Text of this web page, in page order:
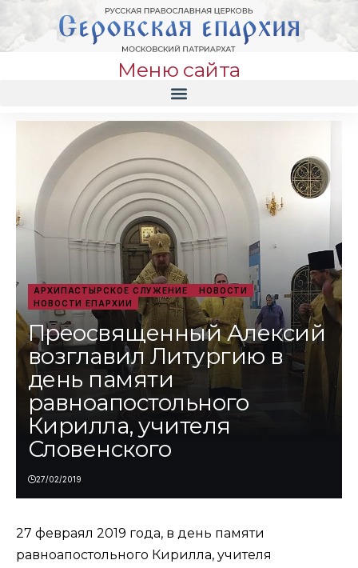
Меню сайта
АРХИПАСТЫРСКОЕ СЛУЖЕНИЕ
НОВОСТИ
НОВОСТИ ЕПАРХИИ
Преосвященный Алексий
возглавил Литургию в
день памяти
равноапостольного
Кирилла, учителя
Словенского
27/02/2019
27 февраял 2019 года, в день памяти
равноапостольного Кирилла, учителя